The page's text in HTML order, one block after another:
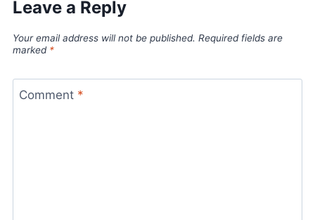
Leave a Reply
Your email address will not be published. Required fields are
marked *
Comment *